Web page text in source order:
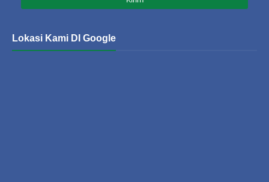
Lokasi Kami DI Google